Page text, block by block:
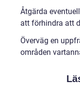
Åtgärda
att förhindra att
Överväg en
områden